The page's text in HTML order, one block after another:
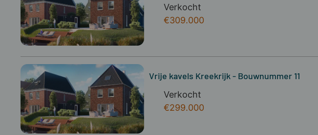
Verkocht
€309.000
Vrije kavels Kreekrijk - Bouwnummer 11
Verkocht
€299.000